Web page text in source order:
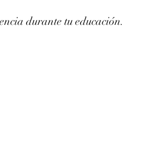
durante tu educación.